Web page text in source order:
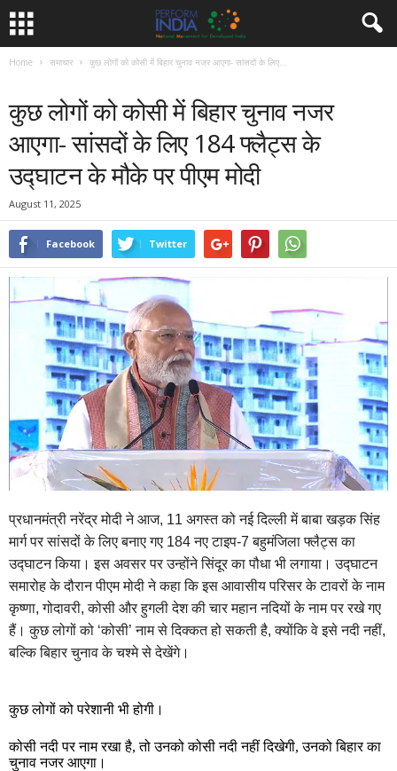
Home समाचार कुछ लोगों को कोसी में बिहार चुनाव नजर आएगा- सांसदों के लिए...
कुछ लोगों को कोसी में बिहार चुनाव नजर
आएगा- सांसदों के लिए 184 फ्लैट्स के
उद्घाटन के मौके पर पीएम मोदी
August 11, 2025
Facebook Twitter
प्रधानमंत्री नरेंद्र मोदी ने आज, 11 अगस्त को नई दिल्ली में बाबा खड़क सिंह
मार्ग पर सांसदों के लिए बनाए गए 184 नए टाइप-7 बहुमंजिला फ्लैट्स का
उद्घाटन किया। इस अवसर पर उन्होंने सिंदूर का पौधा भी लगाया। उद्घाटन
समारोह के दौरान पीएम मोदी ने कहा कि इस आवासीय परिसर के टावरों के नाम
कृष्णा, गोदावरी, कोसी और हुगली देश की चार महान नदियों के नाम पर रखे गए
हैं। कुछ लोगों को ‘कोसी’ नाम से दिक्कत हो सकती है, क्योंकि वे इसे नदी नहीं,
बल्कि बिहार चुनाव के चश्मे से देखेंगे।
कुछ लोगों को परेशानी भी होगी।
कोसी नदी पर नाम रखा है, तो उनको कोसी नदी नहीं दिखेगी, उनको बिहार का
चुनाव नजर आएगा।